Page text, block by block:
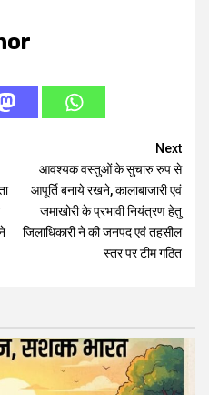
Next
आवश्यक वस्तुओं के सुचारु रुप से
आपूर्ति बनाये रखने, कालाबाजारी एवं
जमाखोरी के प्रभावी नियंत्रण हेतु
जिलाधिकारी ने की जनपद एवं तहसील
स्तर पर टीम गठित